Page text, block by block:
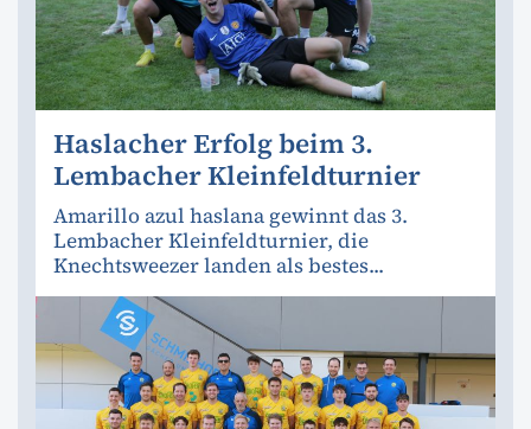
Haslacher Erfolg beim 3.
Lembacher Kleinfeldturnier
Amarillo azul haslana gewinnt das 3.
Lembacher Kleinfeldturnier, die
Knechtsweezer landen als bestes...